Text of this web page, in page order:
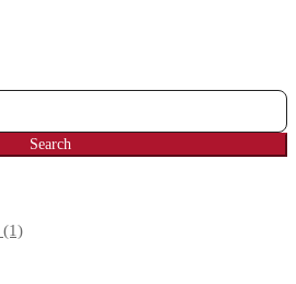
Search
(1)